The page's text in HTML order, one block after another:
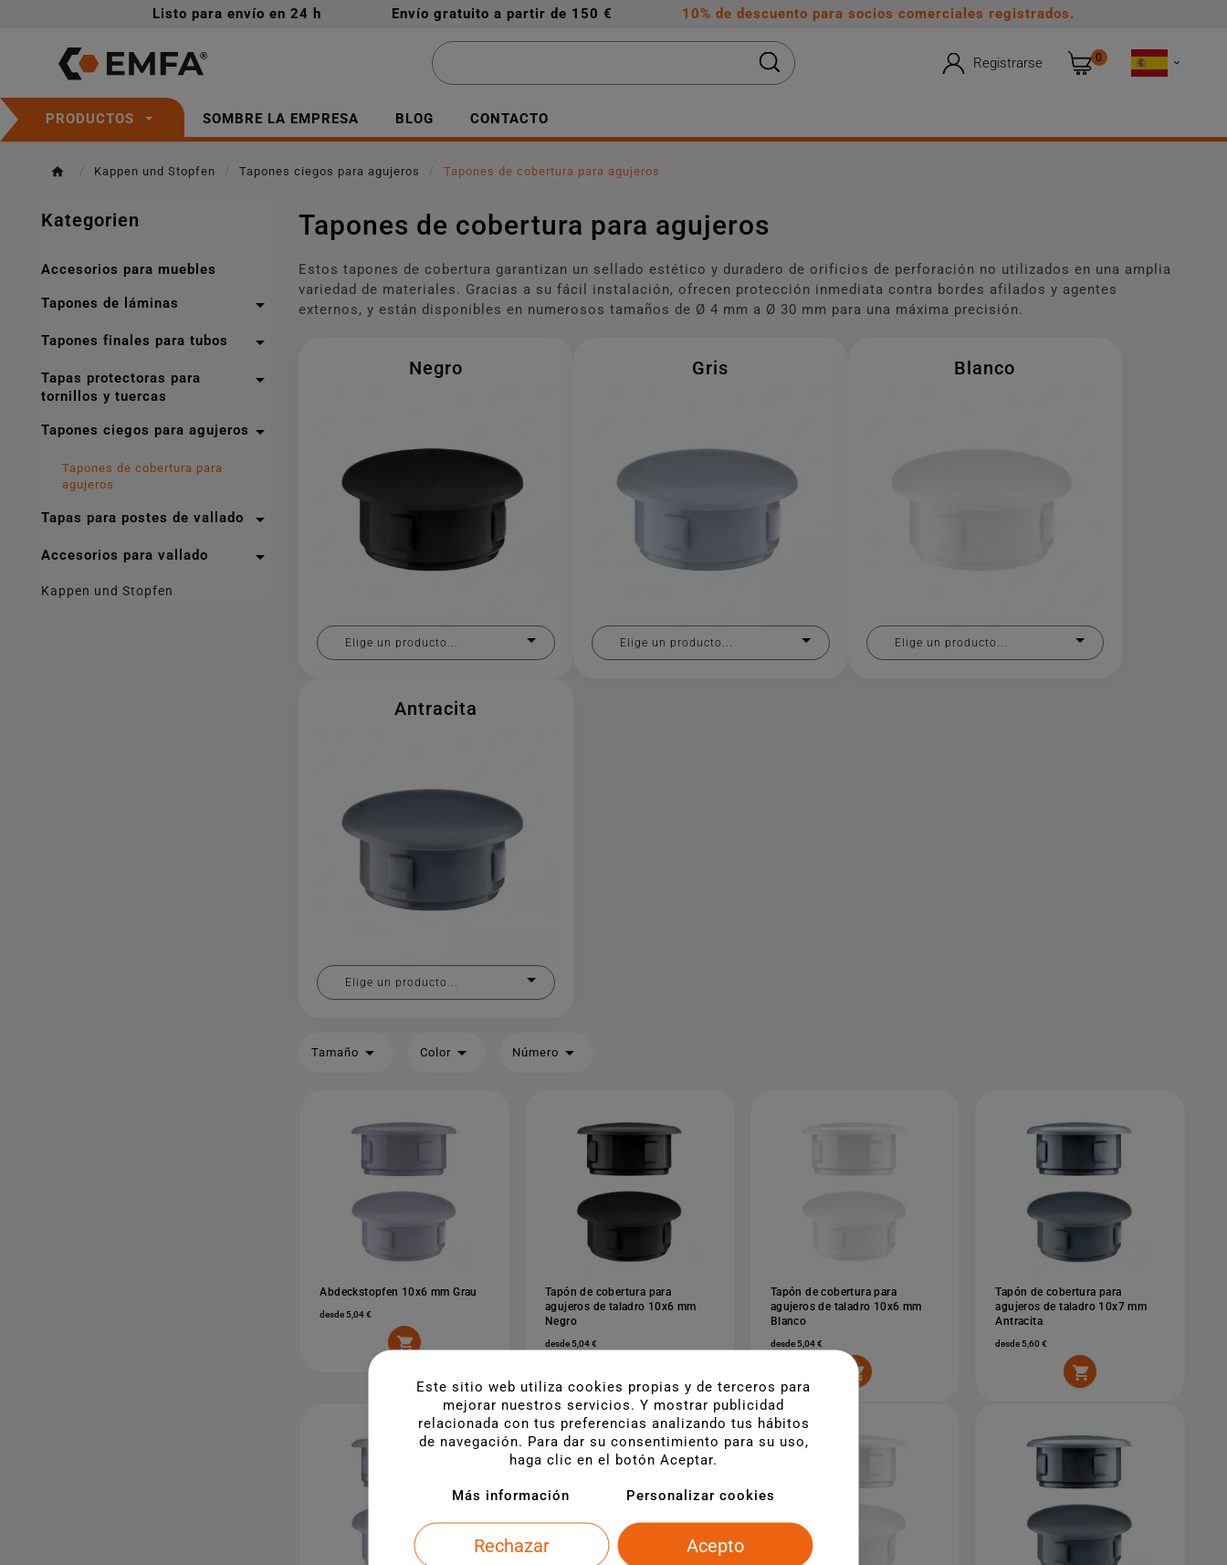
Listo para envío en 24 h Envío gratuito a partir de 150 € 10% de descuento para socios comerciales registrados.
Registrarse 0 
PRODUCTOS SOMBRE LA EMPRESA BLOG CONTACTO
Kappen und Stopfen Tapones ciegos para agujeros Tapones de cobertura para agujeros
Kategorien
Accesorios para muebles
Tapones de láminas 
Tapones finales para tubos 
Tapas protectoras para
tornillos y tuercas

Tapones ciegos para agujeros 
Tapones de cobertura para
agujeros
Tapas para postes de vallado 
Accesorios para vallado 
Kappen und Stopfen
Tapones de cobertura para agujeros
Estos tapones de cobertura garantizan un sellado estético y duradero de orificios de perforación no utilizados en una amplia
variedad de materiales. Gracias a su fácil instalación, ofrecen protección inmediata contra bordes afilados y agentes
externos, y están disponibles en numerosos tamaños de Ø 4 mm a Ø 30 mm para una máxima precisión.
Negro
Elige un producto...
Gris
Elige un producto...
Blanco
Elige un producto...
Antracita
Elige un producto...
Tamaño  Color  Número 
Abdeckstopfen 10x6 mm Grau
desde 5,04 €

Tapón de cobertura para
agujeros de taladro 10x6 mm
Negro
desde 5,04 €
Tapón de cobertura para
agujeros de taladro 10x6 mm
Blanco
desde 5,04 €

Tapón de cobertura para
agujeros de taladro 10x7 mm
Antracita
desde 5,60 €

Este sitio web utiliza cookies propias y de terceros para
mejorar nuestros servicios. Y mostrar publicidad
relacionada con tus preferencias analizando tus hábitos
de navegación. Para dar su consentimiento para su uso,
haga clic en el botón Aceptar.
Más información Personalizar cookies
Rechazar Acepto